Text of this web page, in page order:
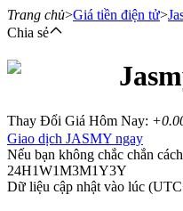
Trang chủ>Giá tiền điện tử>
Chia sẻ
Thay Đổi Giá Hôm Nay:
Giao dịch JASMY ngay
Nếu bạn không chắc chắn
24H1W1M3M1Y3Y
Dữ liệu cập nhật vào lúc